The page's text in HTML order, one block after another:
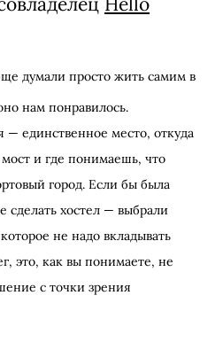
думали просто жить самим в
нам понравилось.
— единственное место, откуда
и где понимаешь, что
город. Если бы была
сделать хостел — выбрали
не надо вкладывать
это, как вы понимаете, не
с точки зрения